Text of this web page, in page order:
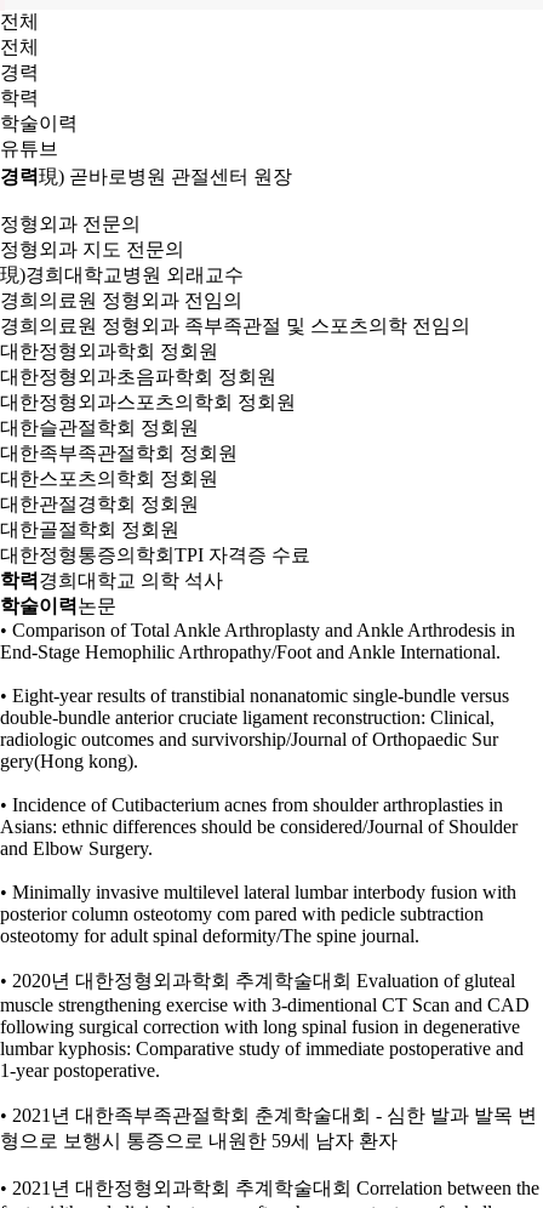
전체
전체
경력
학력
학술이력
유튜브
경력現) 곧바로병원 관절센터 원장
정형외과 전문의
정형외과 지도 전문의
現)경희대학교병원 외래교수
경희의료원 정형외과 전임의
경희의료원 정형외과 족부족관절 및 스포츠의학 전임의
대한정형외과학회 정회원
대한정형외과초음파학회 정회원
대한정형외과스포츠의학회 정회원
대한슬관절학회 정회원
대한족부족관절학회 정회원
대한스포츠의학회 정회원
대한관절경학회 정회원
대한골절학회 정회원
대한정형통증의학회TPI 자격증 수료
학력경희대학교 의학 석사
학술이력논문
• Comparison of Total Ankle Arthroplasty and Ankle Arthrodesis in
End-Stage Hemophilic Arthropathy/Foot and Ankle International.
• Eight-year results of transtibial nonanatomic single-bundle versus
double-bundle anterior cruciate ligament reconstruction: Clinical,
radiologic outcomes and survivorship/Journal of Orthopaedic Sur
gery(Hong kong).
• Incidence of Cutibacterium acnes from shoulder arthroplasties in
Asians: ethnic differences should be considered/Journal of Shoulder
and Elbow Surgery.
• Minimally invasive multilevel lateral lumbar interbody fusion with
posterior column osteotomy com pared with pedicle subtraction
osteotomy for adult spinal deformity/The spine journal.
• 2020년 대한정형외과학회 추계학술대회 Evaluation of gluteal
muscle strengthening exercise with 3-dimentional CT Scan and CAD
following surgical correction with long spinal fusion in degenerative
lumbar kyphosis: Comparative study of immediate postoperative and
1-year postoperative.
• 2021년 대한족부족관절학회 춘계학술대회 - 심한 발과 발목 변
형으로 보행시 통증으로 내원한 59세 남자 환자
• 2021년 대한정형외과학회 추계학술대회 Correlation between the